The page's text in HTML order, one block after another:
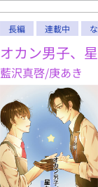
長編 連載中
オカン男子、
藍沢真啓/庚あき